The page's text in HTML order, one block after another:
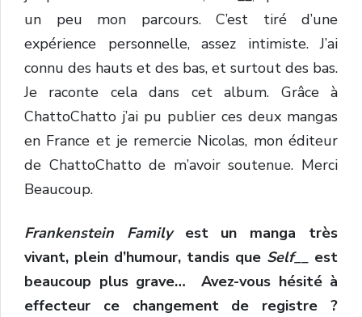
un peu mon parcours. C’est tiré d’une
expérience personnelle, assez intimiste. J’ai
connu des hauts et des bas, et surtout des bas.
Je raconte cela dans cet album. Grâce à
ChattoChatto j’ai pu publier ces deux mangas
en France et je remercie Nicolas, mon éditeur
de ChattoChatto de m’avoir soutenue. Merci
Beaucoup.
Frankenstein Familyest un manga très
vivant, plein d’humour, tandis que Self__ est
beaucoup plus grave… Avez-vous hésité à
effecteur ce changement de registre ?